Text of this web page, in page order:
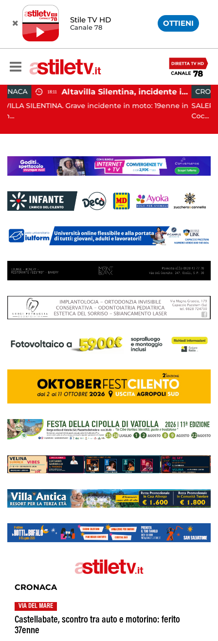
Stile TV HD
Canale 78 OTTIENI
Altavilla Silentina, incidente in moto nella notte: 19enne in prognosi riservata
incidente in moto: 19enne in
CRONACA 16:43
SALERNO. Colpi di pistola
CRONACA
VIA DEL MARE
Castellabate, scontro tra auto e motorino: ferito
37enne